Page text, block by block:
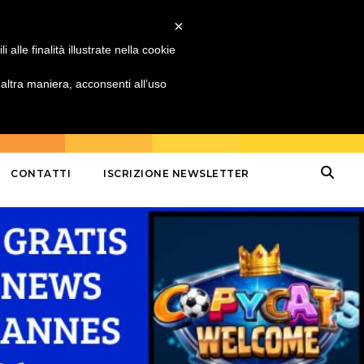
CONTATTI ISCRIZIONE NEWSLETTER
×
alle finalità illustrate nella cookie
maniera, acconsenti all’uso